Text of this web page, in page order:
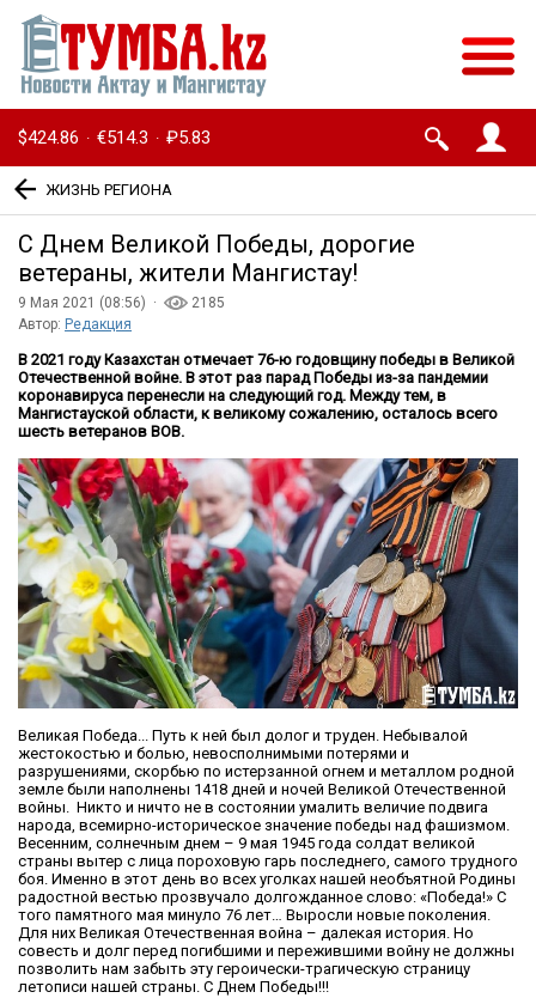
$424.86 · €514.3 · ₽5.83
ЖИЗНЬ РЕГИОНА
С Днем Великой Победы, дорогие
ветераны, жители Мангистау!
9 Мая 2021 (08:56) ·
2185
Автор: Редакция
В 2021 году Казахстан отмечает 76-ю годовщину победы в Великой
Отечественной войне. В этот раз парад Победы из-за пандемии
коронавируса перенесли на следующий год. Между тем, в
Мангистауской области, к великому сожалению, осталось всего
шесть ветеранов ВОВ.
Великая Победа... Путь к ней был долог и труден. Небывалой
жестокостью и болью, невосполнимыми потерями и
разрушениями, скорбью по истерзанной огнем и металлом родной
земле были наполнены 1418 дней и ночей Великой Отечественной
войны. Никто и ничто не в состоянии умалить величие подвига
народа, всемирно-историческое значение победы над фашизмом.
Весенним, солнечным днем – 9 мая 1945 года солдат великой
страны вытер с лица пороховую гарь последнего, самого трудного
боя. Именно в этот день во всех уголках нашей необъятной Родины
радостной вестью прозвучало долгожданное слово: «Победа!» С
того памятного мая минуло 76 лет… Выросли новые поколения.
Для них Великая Отечественная война – далекая история. Но
совесть и долг перед погибшими и пережившими войну не должны
позволить нам забыть эту героически-трагическую страницу
летописи нашей страны. С Днем Победы!!!